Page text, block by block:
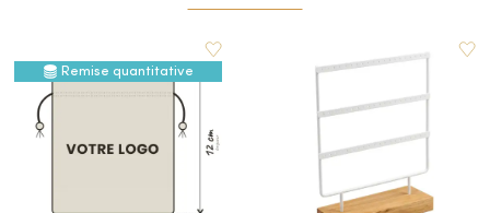
Remise quantitative